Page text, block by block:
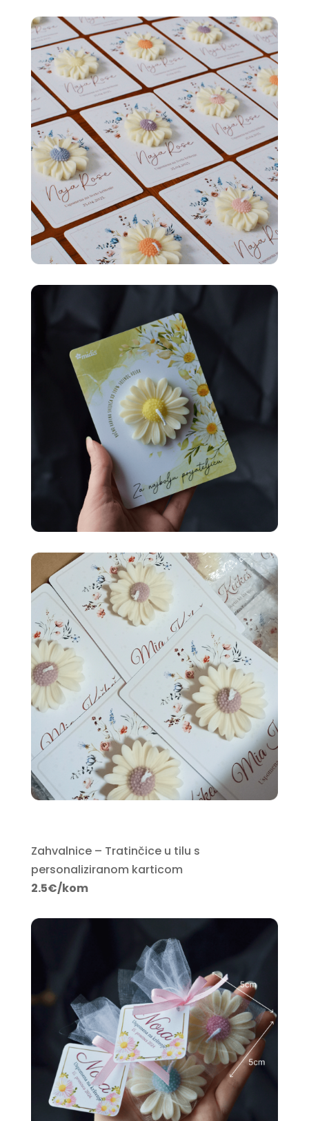
Zahvalnice – Tratinčice u tilu s
personaliziranom karticom
2.5€/kom